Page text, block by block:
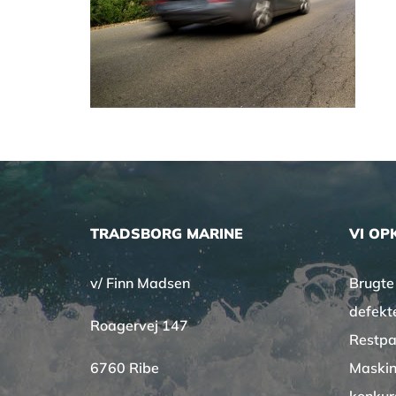
TRADSBORG MARINE
v/ Finn Madsen
Roagervej 147
6760 Ribe
VI